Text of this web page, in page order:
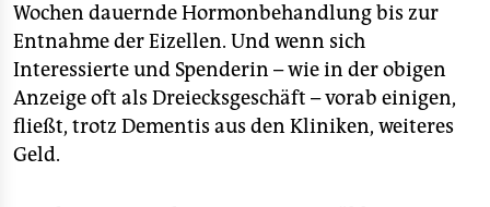
Wochen dauernde Hormonbehandlung bis zur
Entnahme der Eizellen. Und wenn sich
Interessierte und Spenderin – wie in der obigen
Anzeige oft als Dreiecksgeschäft – vorab einigen,
fließt, trotz Dementis aus den Kliniken, weiteres
Geld.